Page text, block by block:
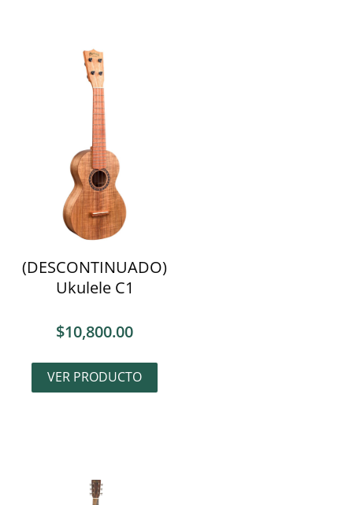
(DESCONTINUADO)
Ukulele C1
$10,800.00
VER PRODUCTO